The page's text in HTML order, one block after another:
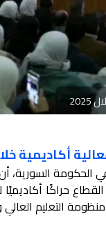
التعليم العالي